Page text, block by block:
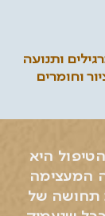
ותנועה
וחומרים
היא
המעצימה
תחושה של